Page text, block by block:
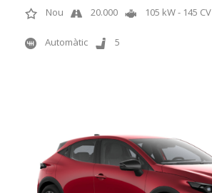
Nou 20.000 105 kW - 145 CV
Automàtic 5